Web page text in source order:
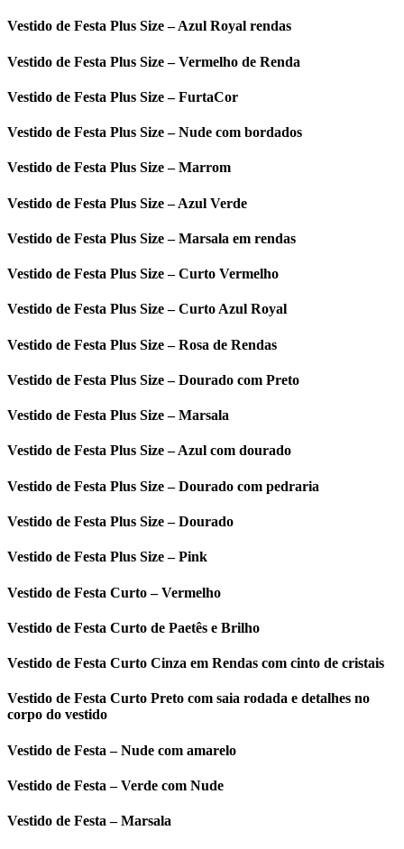
Vestido de Festa Plus Size – Azul Royal rendas
Vestido de Festa Plus Size – Vermelho de Renda
Vestido de Festa Plus Size – FurtaCor
Vestido de Festa Plus Size – Nude com bordados
Vestido de Festa Plus Size – Marrom
Vestido de Festa Plus Size – Azul Verde
Vestido de Festa Plus Size – Marsala em rendas
Vestido de Festa Plus Size – Curto Vermelho
Vestido de Festa Plus Size – Curto Azul Royal
Vestido de Festa Plus Size – Rosa de Rendas
Vestido de Festa Plus Size – Dourado com Preto
Vestido de Festa Plus Size – Marsala
Vestido de Festa Plus Size – Azul com dourado
Vestido de Festa Plus Size – Dourado com pedraria
Vestido de Festa Plus Size – Dourado
Vestido de Festa Plus Size – Pink
Vestido de Festa Curto – Vermelho
Vestido de Festa Curto de Paetês e Brilho
Vestido de Festa Curto Cinza em Rendas com cinto de cristais
Vestido de Festa Curto Preto com saia rodada e detalhes no
corpo do vestido
Vestido de Festa – Nude com amarelo
Vestido de Festa – Verde com Nude
Vestido de Festa – Marsala